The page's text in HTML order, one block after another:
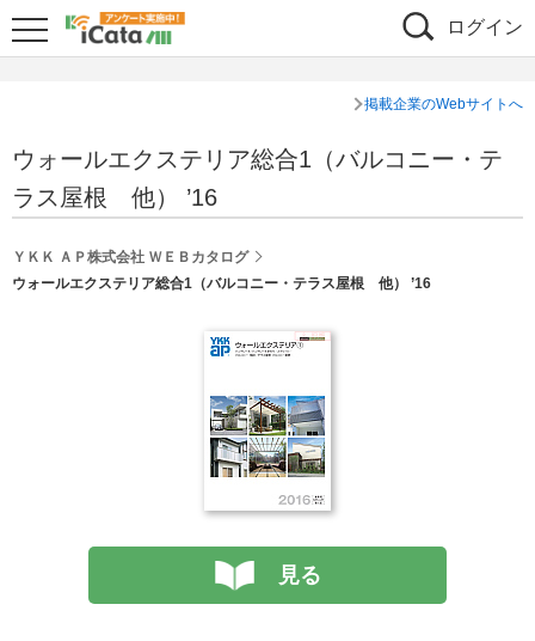
ログイン
掲載企業のWebサイトへ
ウォールエクステリア総合1（バルコニー・テ
ラス屋根 他） ’16
ＹＫＫ ＡＰ株式会社 ＷＥＢカタログ
ウォールエクステリア総合1（バルコニー・テラス屋根 他） ’16
見る